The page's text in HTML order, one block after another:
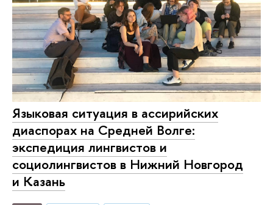
Языковая ситуация в ассирийских
диаспорах на Средней Волге:
экспедиция лингвистов и
социолингвистов в Нижний Новгород
и Казань